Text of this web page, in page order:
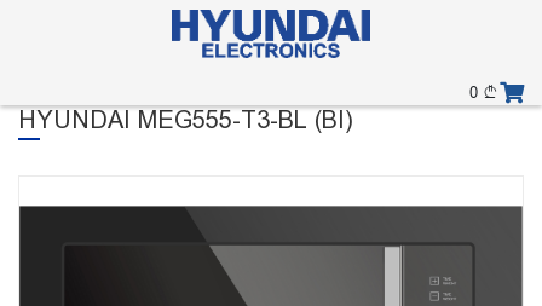
0
HYUNDAI MEG555-T3-BL (BI)